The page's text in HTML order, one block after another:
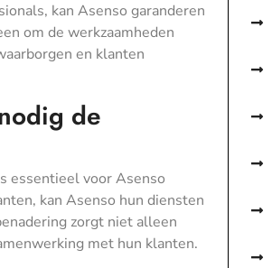
kan Asenso garanderen
om de werkzaamheden
en klanten
de
essentieel voor Asenso
kan Asenso hun diensten
zorgt niet alleen
met hun klanten.